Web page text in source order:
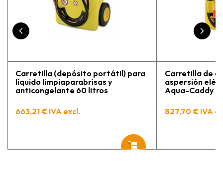
Carretilla (depósito portátil) para
líquido limpiaparabrisas y
anticongelante 60 litros
663,21 € IVA excl.
Carretilla de
aspersión
Aqua-Caddy
827,70 € IVA